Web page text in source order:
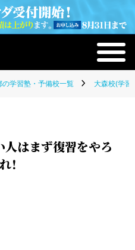
の学習塾・予備校一覧 大森校(学習
はまず復習をやろ
！